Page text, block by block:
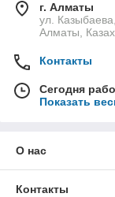
г. Алматы
ул.
Алматы,
Контакты
Сегодня
Показать
О нас
Контакты